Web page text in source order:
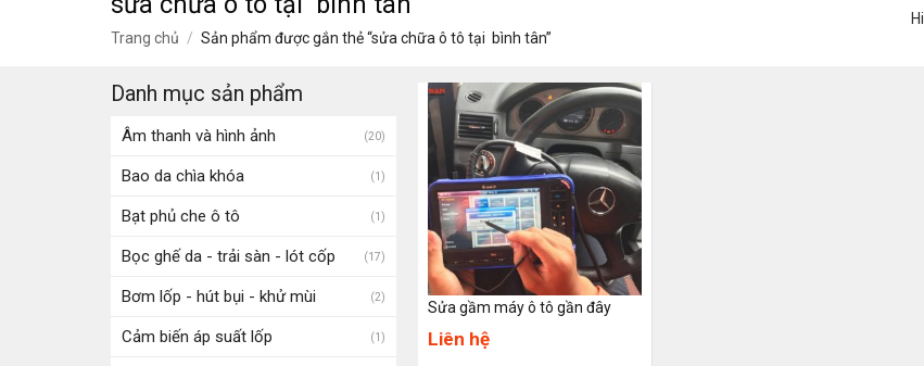
Trang chủ / Sản phẩm được gắn thẻ “sửa chữa ô tô tại bình tân”
Danh mục sản phẩm
Âm thanh và hình ảnh (20)
Bao da chìa khóa (1)
Bạt phủ che ô tô (1)
Bọc ghế da - trải sàn - lót cốp (17)
Bơm lốp - hút bụi - khử mùi (2)
Cảm biến áp suất lốp (1)
Sửa gầm máy ô tô gần đây
Liên hệ